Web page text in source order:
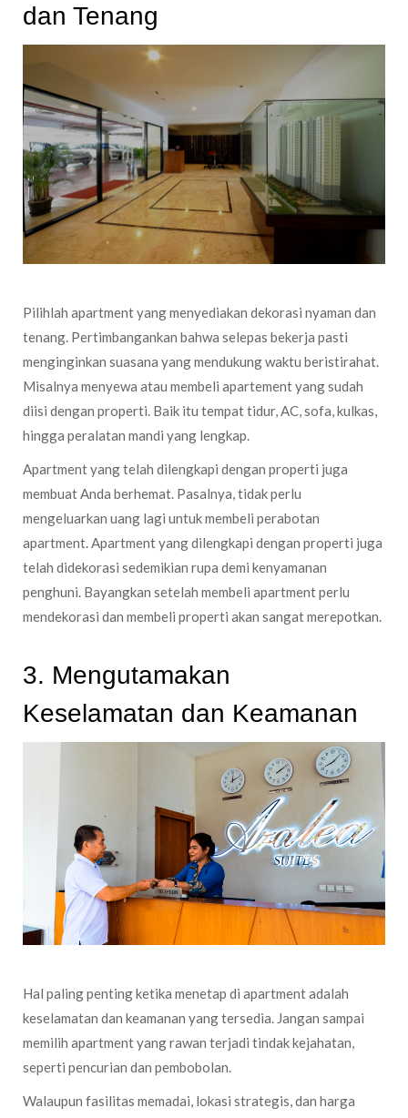
dan Tenang
Pilihlah apartment yang menyediakan dekorasi nyaman dan
tenang. Pertimbangankan bahwa selepas bekerja pasti
menginginkan suasana yang mendukung waktu beristirahat.
Misalnya menyewa atau membeli apartement yang sudah
diisi dengan properti. Baik itu tempat tidur, AC, sofa, kulkas,
hingga peralatan mandi yang lengkap.
Apartment yang telah dilengkapi dengan properti juga
membuat Anda berhemat. Pasalnya, tidak perlu
mengeluarkan uang lagi untuk membeli perabotan
apartment. Apartment yang dilengkapi dengan properti juga
telah didekorasi sedemikian rupa demi kenyamanan
penghuni. Bayangkan setelah membeli apartment perlu
mendekorasi dan membeli properti akan sangat merepotkan.
3. Mengutamakan
Keselamatan dan Keamanan
Hal paling penting ketika menetap di apartment adalah
keselamatan dan keamanan yang tersedia. Jangan sampai
memilih apartment yang rawan terjadi tindak kejahatan,
seperti pencurian dan pembobolan.
Walaupun fasilitas memadai, lokasi strategis, dan harga